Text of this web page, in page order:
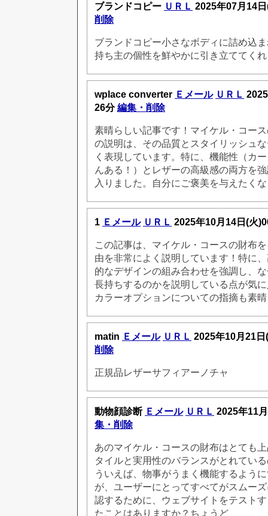
ブランドコピー ＵＲＬ 2025年07月14
削除
ブランドコピー小さなボディに詰め込
持ち主の個性を鮮やかに引き立ててく
wplace converter Ｅメール ＵＲＬ
26分編集・削除
素晴らしい記事です！マイケル・コー
の説明は、その品質とスタイリッシュ
く表現しています。特に、機能性（カ
んある！）とレザーの高級感の両方を
入りました。自分にご褒美を与えたく
1 Ｅメール ＵＲＬ 2025年10月14日(火
この記事は、マイケル・コースの財布
由を非常によく説明しています！特に
的なデザインの組み合わせを強調し、
長持ちするのかを説明している点が気
カラーオプションについての指摘も素
matin Ｅメール ＵＲＬ 2025年10月21
削除
正規品レザーサフィアーノチャ
動物顔診断 Ｅメール ＵＲＬ 2025年11
集・削除
あのマイケル・コースの財布はとても
タイルと実用性のバランスがとれてい
ういえば、物事がうまく機能するよう
が、ユーザーにとってすべてがスムー
認するために、ウェブサイトをテスト
たことはありますか？ちょうど